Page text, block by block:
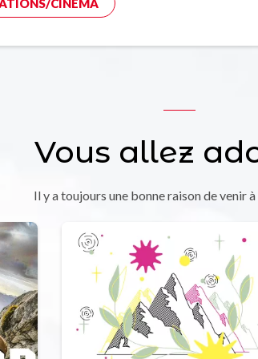
CINÉMA
Vous allez
Il y a toujours une bonne raison de venir